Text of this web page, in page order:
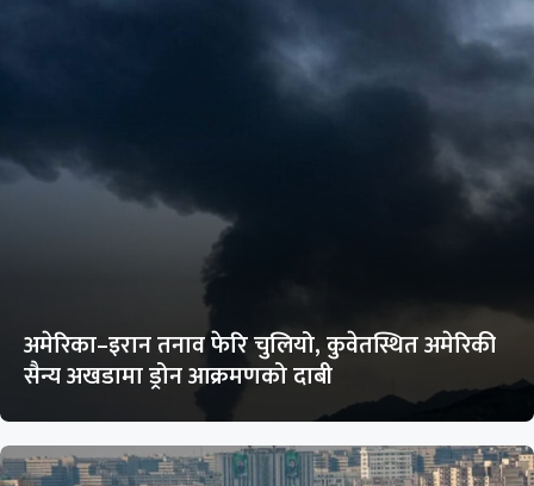
अमेरिका–इरान तनाव फेरि चुलियो, कुवेतस्थित अमेरिकी
सैन्य अखडामा ड्रोन आक्रमणको दाबी